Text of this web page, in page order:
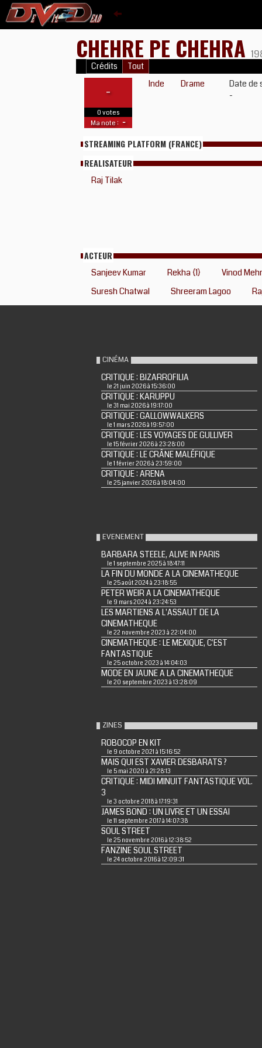
CHEHRE PE CHEHRA
Crédits Tout
-
0 votes
Ma note : -
Inde Drame
Date de
-
STREAMING PLATFORM (FRANCE)
REALISATEUR
Raj Tilak
ACTEUR
Sanjeev Kumar Rekha {1}
Vinod
Suresh Chatwal
Shreeram Lagoo
CINÉMA
CRITIQUE : BIZARROFILIA
le 21 juin 2026 à 15:36:00
CRITIQUE : KARUPPU
le 31 mai 2026 à 19:17:00
CRITIQUE : GALLOWWALKERS
le 1 mars 2026 à 19:57:00
CRITIQUE : LES VOYAGES DE GULLIVER
le 15 février 2026 à 23:28:00
CRITIQUE : LE CRÂNE MALÉFIQUE
le 1 février 2026 à 23:59:00
CRITIQUE : ARENA
le 25 janvier 2026 à 18:04:00
EVENEMENT
BARBARA STEELE, ALIVE IN PARIS
le 1 septembre 2025 à 18:47:11
LA FIN DU MONDE A LA CINEMATHEQUE
le 25 août 2024 à 23:18:55
PETER WEIR A LA CINEMATHEQUE
le 9 mars 2024 à 23:24:53
LES MARTIENS A L'ASSAUT DE LA
CINEMATHEQUE
le 22 novembre 2023 à 22:04:00
CINEMATHEQUE : LE MEXIQUE, C'EST
FANTASTIQUE
le 25 octobre 2023 à 14:04:03
MODE EN JAUNE A LA CINEMATHEQUE
le 20 septembre 2023 à 13:28:09
ZINES
ROBOCOP EN KIT
le 9 octobre 2021 à 15:16:52
MAIS QUI EST XAVIER DESBARATS ?
le 5 mai 2020 à 21:28:13
CRITIQUE : MIDI MINUIT FANTASTIQUE VOL.
3
le 3 octobre 2018 à 17:19:31
JAMES BOND : UN LIVRE ET UN ESSAI
le 11 septembre 2017 à 14:07:38
SOUL STREET
le 25 novembre 2016 à 12:38:52
FANZINE SOUL STREET
le 24 octobre 2016 à 12:09:31